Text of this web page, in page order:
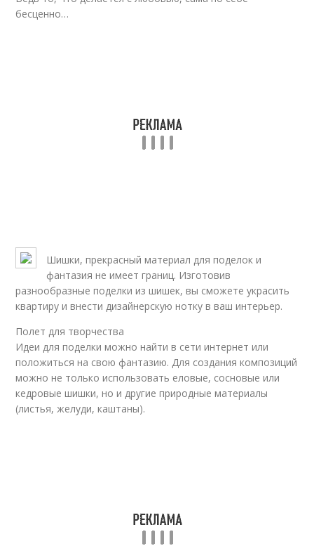
бесценно…
Шишки, прекрасный материал для поделок и
фантазия не имеет границ. Изготовив
разнообразные поделки из шишек, вы сможете украсить
квартиру и внести дизайнерскую нотку в ваш интерьер.
Полет для творчества
Идеи для поделки можно найти в сети интернет или
положиться на свою фантазию. Для создания композиций
можно не только использовать еловые, сосновые или
кедровые шишки, но и другие природные материалы
(листья, желуди, каштаны).